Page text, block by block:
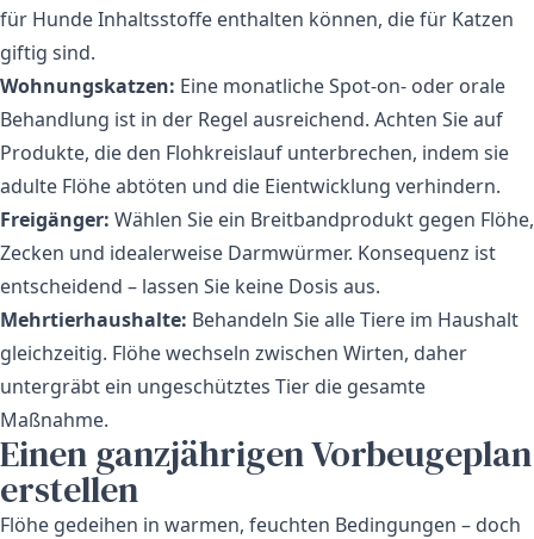
für Hunde Inhaltsstoffe enthalten können, die für Katzen
giftig sind.
Wohnungskatzen: Eine monatliche Spot-on- oder orale
Behandlung ist in der Regel ausreichend. Achten Sie auf
Produkte, die den Flohkreislauf unterbrechen, indem sie
adulte Flöhe abtöten und die Eientwicklung verhindern.
Freigänger: Wählen Sie ein Breitbandprodukt gegen Flöhe,
Zecken und idealerweise Darmwürmer. Konsequenz ist
entscheidend – lassen Sie keine Dosis aus.
Mehrtierhaushalte: Behandeln Sie alle Tiere im Haushalt
gleichzeitig. Flöhe wechseln zwischen Wirten, daher
untergräbt ein ungeschütztes Tier die gesamte
Maßnahme.
Einen ganzjährigen Vorbeugeplan
erstellen
Flöhe gedeihen in warmen, feuchten Bedingungen – doch